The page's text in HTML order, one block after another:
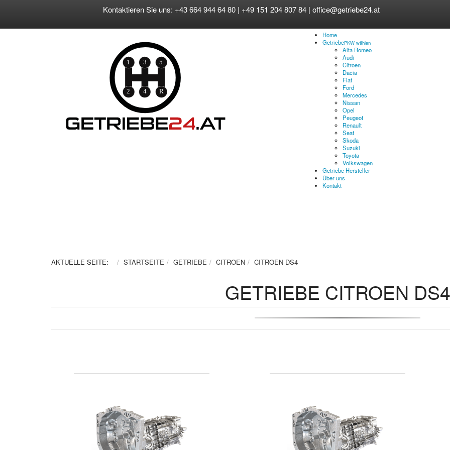
Kontaktieren Sie uns: +43 664 944 64 80 | +49 151 204 807 84 |office@getriebe24.at
Home
GetriebePKW wählen
Alfa Romeo
Audi
Citroen
Dacia
Fiat
Ford
Mercedes
Nissan
Opel
Peugeot
Renault
Seat
Skoda
Suzuki
Toyota
Volkswagen
Getriebe Hersteller
Über uns
Kontakt
AKTUELLE SEITE: STARTSEITE GETRIEBE CITROEN CITROEN DS4
GETRIEBE CITROEN DS4